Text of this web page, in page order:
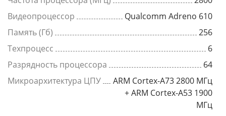
Видеопроцессор
Qualcomm Adreno 610
Память (Гб)
256
Техпроцесс
6
Разрядность процессора
64
Микроархитектура ЦПУ
ARM Cortex-A73 2800 МГц
+ ARM Cortex-A53 1900
МГц